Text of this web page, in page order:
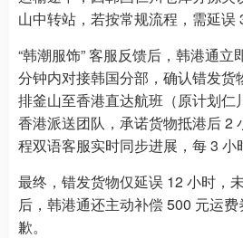
山中转站，若按常规流程，需延误
“韩潮服饰” 客服反馈后，韩港通
分钟内对接韩国分部，确认错发
排釜山至香港直达航班（原计划
香港派送团队，承诺货物抵港后
程双语客服实时同步进展，每 3 小
最终，错发货物仅延误 12 小时，
后，韩港通还主动补偿 500 元运
歉。